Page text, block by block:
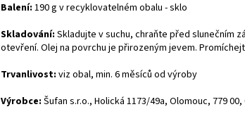
Balení: 190 g v recyklovatelném obalu - sklo
Skladování: Skladujte v suchu, chraňte před slunečním
otevření. Olej na povrchu je přirozeným jevem.
Trvanlivost: viz obal, min. 6 měsíců od výroby
Výrobce: Šufan s.r.o., Holická 1173/49a, Olomouc, 779